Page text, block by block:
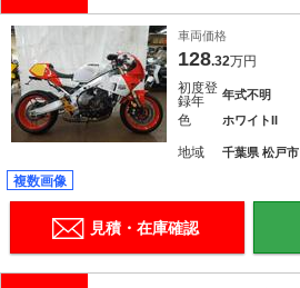
車両価格
128.32万円
初度登
録年
年式不明
色 ホワイトII
地域 千葉県 松戸市
複数画像
見積・在庫確認